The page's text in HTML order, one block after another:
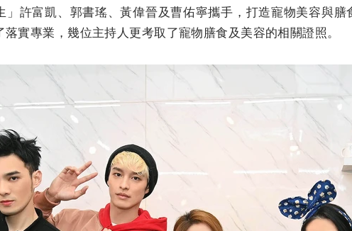
」許富凱、郭書瑤、黃偉晉及曹佑寧攜手，打造寵物美容與
實專業，幾位主持人更考取了寵物膳食及美容的相關證照。